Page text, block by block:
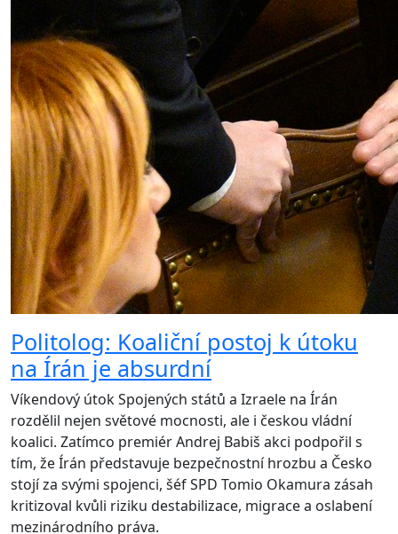
Politolog: Koaliční postoj k útoku
na Írán je absurdní
Víkendový útok Spojených států a Izraele na Írán
rozdělil nejen světové mocnosti, ale i českou vládní
koalici. Zatímco premiér Andrej Babiš akci podpořil s
tím, že Írán představuje bezpečnostní hrozbu a Česko
stojí za svými spojenci, šéf SPD Tomio Okamura zásah
kritizoval kvůli riziku destabilizace, migrace a oslabení
mezinárodního práva.